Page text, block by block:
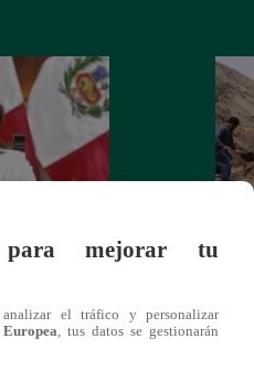
del
desde 2026
para mejorar tu
el tráfico y personalizar
, tus datos se gestionarán